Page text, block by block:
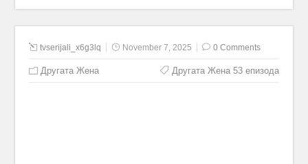
tvserijali_x6g3lq November 7, 2025 0 Comments
Другата Жена Другата Жена 53 епизода